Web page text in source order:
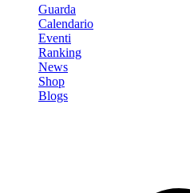
Guarda
Calendario
Eventi
Ranking
News
Shop
Blogs